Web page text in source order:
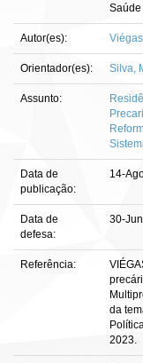
Saúde
Autor(es):
Orientador(es): Silva,
Assunto:
Data de
publicação:
14-
Data de
defesa:
30-
Referência:
da
2023.